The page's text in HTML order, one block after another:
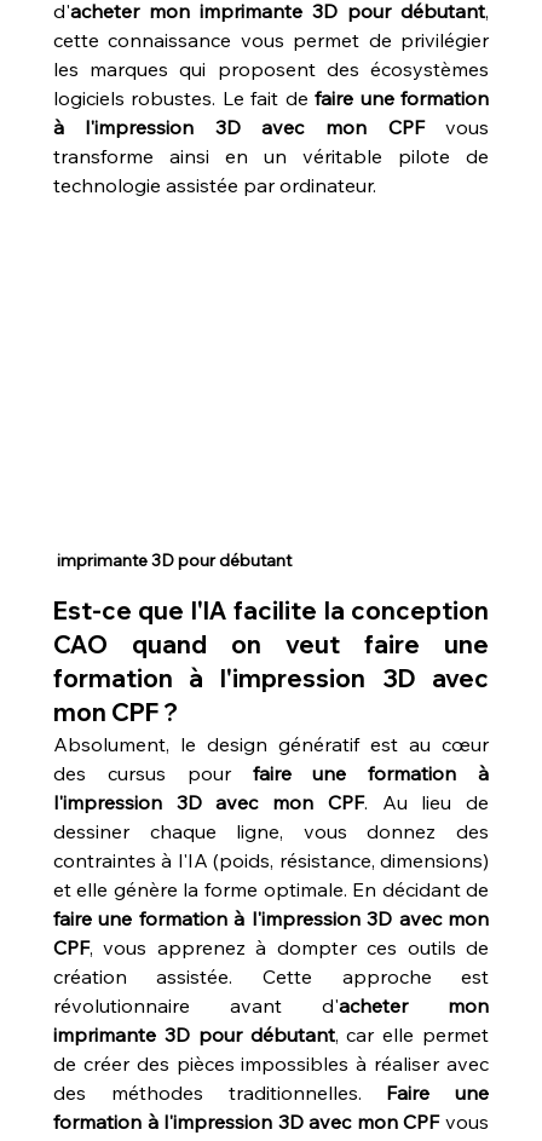
d'acheter mon imprimante 3D pour débutant,
cette connaissance vous permet de privilégier
les marques qui proposent des écosystèmes
logiciels robustes. Le fait de faire une formation
à l'impression 3D avec mon CPF vous
transforme ainsi en un véritable pilote de
technologie assistée par ordinateur.
imprimante 3D pour débutant
Est-ce que l'IA facilite la conception
CAO quand on veut faire une
formation à l'impression 3D avec
mon CPF ?
Absolument, le design génératif est au cœur
des cursus pour faire une formation à
l'impression 3D avec mon CPF. Au lieu de
dessiner chaque ligne, vous donnez des
contraintes à l'IA (poids, résistance, dimensions)
faire une formation à l'impression 3D avec mon
CPF, vous apprenez à dompter ces outils de
création assistée. Cette approche est
révolutionnaire avant d'acheter mon
imprimante 3D pour débutant, car elle permet
de créer des pièces impossibles à réaliser avec
des méthodes traditionnelles. Faire une
formation à l'impression 3D avec mon CPF vous